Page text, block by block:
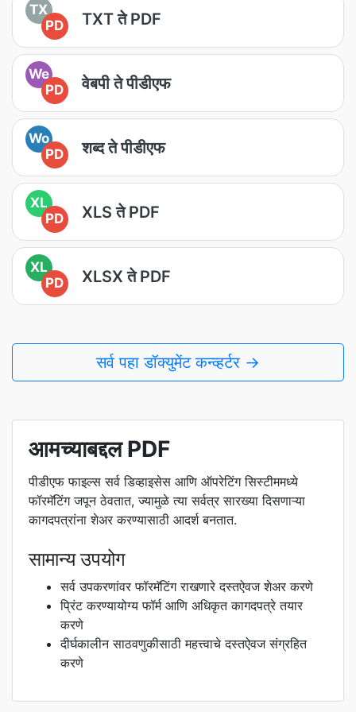
TX
PD
TXT ते PDF
We
PD
वेबपी ते पीडीएफ
Wo
PD
शब्द ते पीडीएफ
XL
PD
XLS ते PDF
XL
PD
XLSX ते PDF
सर्व पहा डॉक्युमेंट कन्व्हर्टर →
आमच्याबद्दल PDF
पीडीएफ फाइल्स सर्व डिव्हाइसेस आणि ऑपरेटिंग सिस्टीममध्ये
फॉरमॅटिंग जपून ठेवतात, ज्यामुळे त्या सर्वत्र सारख्या दिसणाऱ्या
कागदपत्रांना शेअर करण्यासाठी आदर्श बनतात.
सामान्य उपयोग
सर्व उपकरणांवर फॉरमॅटिंग राखणारे दस्तऐवज शेअर करणे
प्रिंट करण्यायोग्य फॉर्म आणि अधिकृत कागदपत्रे तयार
करणे
दीर्घकालीन साठवणुकीसाठी महत्त्वाचे दस्तऐवज संग्रहित
करणे